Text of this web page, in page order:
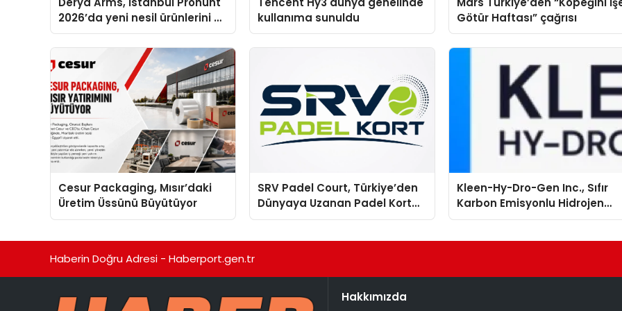
2026’da yeni nesil ürünlerini ve
global marka vizyonunu
sergiledi
kullanıma sunuldu
Götür Haftası” çağrısı
Cesur Packaging, Mısır’daki
Üretim Üssünü Büyütüyor
SRV Padel Court, Türkiye’den
Dünyaya Uzanan Padel Kort
Üretiminde Güvenin Adresi
Kleen-Hy-Dro-Gen Inc., Sıfır
Karbon Emisyonlu Hidrojen
Isıtma Teknolojisinde ISO ve
Haberin Doğru Adresi - Haberport.gen.tr
Hakkımızda